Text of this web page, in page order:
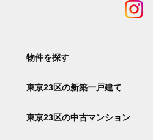
で
は
く、
ー
物件を探す
東京23区の新築一戸建て
東京23区の中古マンション